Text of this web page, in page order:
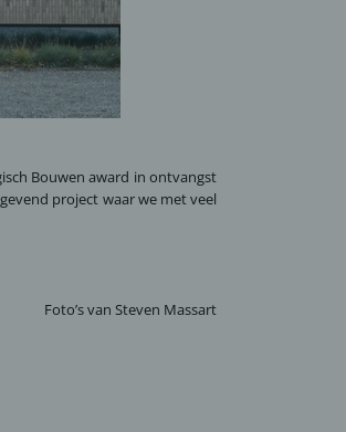
Bouwen award in ontvangst
project waar we met veel
Foto’s van Steven Massart